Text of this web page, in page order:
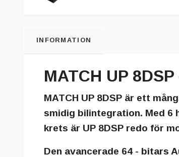
INFORMATION
MATCH UP
MATCH UP 8DSP är ett
smidig bilintegration. Med 6
krets är UP 8DSP redo för
Den avancerade 64 - bitars